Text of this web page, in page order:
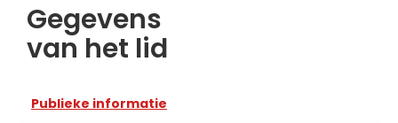
Gegevens
van het lid
Publieke informatie